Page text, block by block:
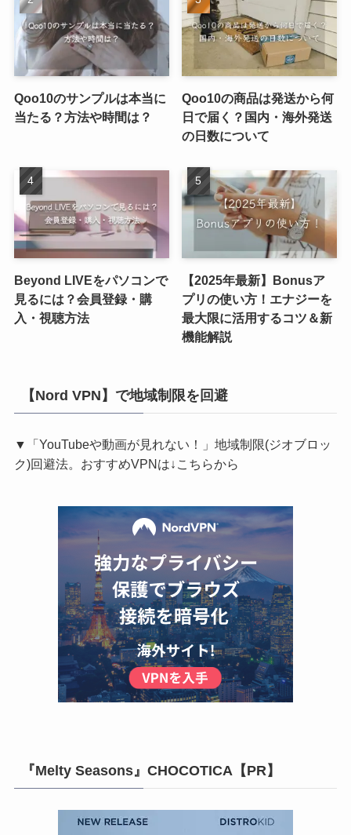
Qoo10のサンプルは本当に
当たる？方法や時間は？
Qoo10の商品は発送から何
日で届く？国内・海外発送
の日数について
Beyond LIVEをパソコンで
見るには？会員登録・購
入・視聴方法
【2025年最新】Bonusア
プリの使い方！エナジーを
最大限に活用するコツ＆新
機能解説
【Nord VPN】で地域制限を回避
▼「YouTubeや動画が見れない！」地域制限(ジオブロッ
ク)回避法。おすすめVPNは↓こちらから
『Melty Seasons』CHOCOTICA【PR】